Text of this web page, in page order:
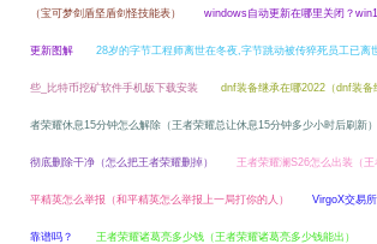
（宝可梦剑盾坚盾剑怪技能表） windows自动更新在哪里关闭？
更新图解 28岁的字节工程师离世在冬夜,字节跳动被传猝死员工已离
些_比特币挖矿软件手机版下载安装 dnf装备继承在哪2022（dnf装备
者荣耀休息15分钟怎么解除（王者荣耀总让休息15分钟多少小时后刷新）
彻底删除干净（怎么把王者荣耀删掉） 王者荣耀澜S26怎么出装（王
平精英怎么举报（和平精英怎么举报上一局打你的人） VirgoX交易
靠谱吗？ 王者荣耀诸葛亮多少钱（王者荣耀诸葛亮多少钱能出）